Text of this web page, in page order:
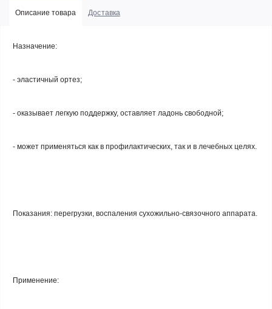
Описание товара Доставка
Назначение:
- эластичный ортез;
- оказывает легкую поддержку, оставляет ладонь свободной;
- может применяться как в профилактических, так и в лечебных целях.
Показания: перегрузки, воспаления сухожильно-связочного аппарата.
Применение: